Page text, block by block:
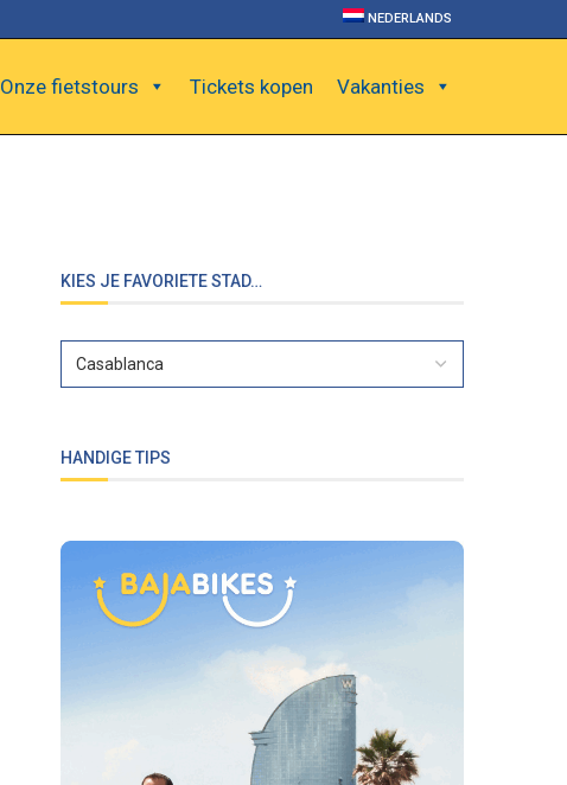
NEDERLANDS
Onze fietstours Tickets kopen Vakanties
KIES JE FAVORIETE STAD…
HANDIGE TIPS